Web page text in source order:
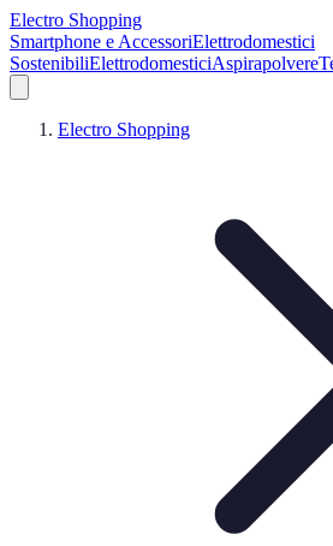
Electro Shopping
Smartphone e AccessoriElettrodomestici
SostenibiliElettrodomesticiAspirapolvere
Electro Shopping